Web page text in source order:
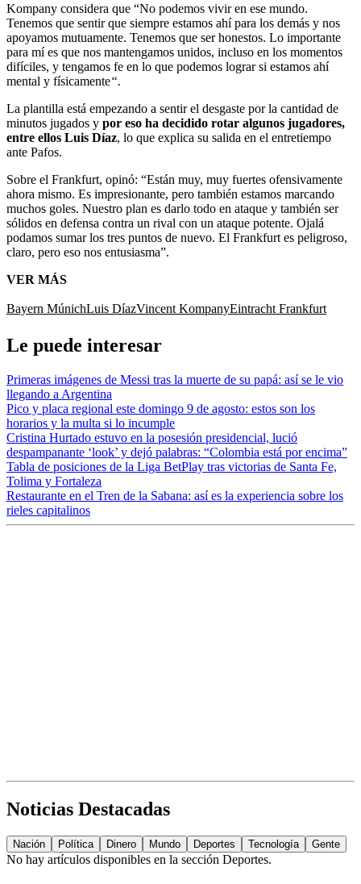
Kompany considera que “No podemos vivir en ese mundo.
Tenemos que sentir que siempre estamos ahí para los demás y nos
apoyamos mutuamente. Tenemos que ser honestos. Lo importante
para mí es que nos mantengamos unidos, incluso en los momentos
difíciles, y tengamos fe en lo que podemos lograr si estamos ahí
mental y físicamente“.
La plantilla está empezando a sentir el desgaste por la cantidad de
minutos jugados y por eso ha decidido rotar algunos jugadores,
entre ellos Luis Díaz, lo que explica su salida en el entretiempo
ante Pafos.
Sobre el Frankfurt, opinó: “Están muy, muy fuertes ofensivamente
ahora mismo. Es impresionante, pero también estamos marcando
muchos goles. Nuestro plan es darlo todo en ataque y también ser
sólidos en defensa contra un rival con un ataque potente. Ojalá
podamos sumar los tres puntos de nuevo. El Frankfurt es peligroso,
claro, pero eso nos entusiasma”.
VER MÁS
Bayern MúnichLuis DíazVincent KompanyEintracht Frankfurt
Le puede interesar
Primeras imágenes de Messi tras la muerte de su papá: así se le vio
llegando a Argentina
Pico y placa regional este domingo 9 de agosto: estos son los
horarios y la multa si lo incumple
Cristina Hurtado estuvo en la posesión presidencial, lució
despampanante ‘look’ y dejó palabras: “Colombia está por encima”
Tabla de posiciones de la Liga BetPlay tras victorias de Santa Fe,
Tolima y Fortaleza
Restaurante en el Tren de la Sabana: así es la experiencia sobre los
rieles capitalinos
Noticias Destacadas
Nación Política Dinero Mundo Deportes Tecnología Gente
No hay artículos disponibles en la sección Deportes.